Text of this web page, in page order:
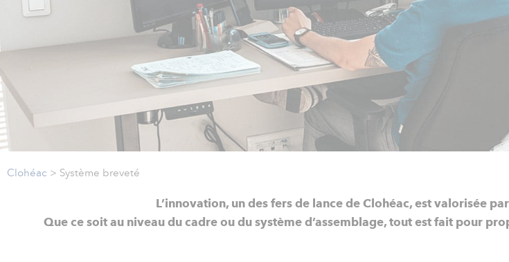
Clohéac > Système breveté
L’innovation, un des fers de lance de Clohéac, est valorisée
Que ce soit au niveau du cadre ou du système d’assemblage, tout est fait pour